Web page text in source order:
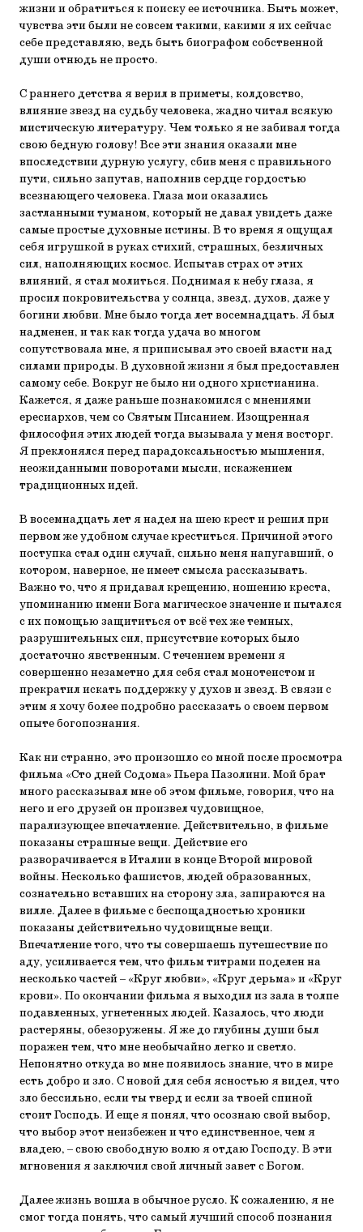
жизни и обратиться к поиску ее источника. Быть может,
чувства эти были не совсем такими, какими я их сейчас
себе представляю, ведь быть биографом собственной
души отнюдь не просто.
С раннего детства я верил в приметы, колдовство,
влияние звезд на судьбу человека, жадно читал всякую
мистическую литературу. Чем только я не забивал тогда
свою бедную голову! Все эти знания оказали мне
впоследствии дурную услугу, сбив меня с правильного
пути, сильно запутав, наполнив сердце гордостью
всезнающего человека. Глаза мои оказались
застланными туманом, который не давал увидеть даже
самые простые духовные истины. В то время я ощущал
себя игрушкой в руках стихий, страшных, безличных
сил, наполняющих космос. Испытав страх от этих
влияний, я стал молиться. Поднимая к небу глаза, я
просил покровительства у солнца, звезд, духов, даже у
богини любви. Мне было тогда лет восемнадцать. Я был
надменен, и так как тогда удача во многом
сопутствовала мне, я приписывал это своей власти над
силами природы. В духовной жизни я был предоставлен
самому себе. Вокруг не было ни одного христианина.
Кажется, я даже раньше познакомился с мнениями
ересиархов, чем со Святым Писанием. Изощренная
философия этих людей тогда вызывала у меня восторг.
Я преклонялся перед парадоксальностью мышления,
неожиданными поворотами мысли, искажением
традиционных идей.
В восемнадцать лет я надел на шею крест и решил при
первом же удобном случае креститься. Причиной этого
поступка стал один случай, сильно меня напугавший, о
котором, наверное, не имеет смысла рассказывать.
Важно то, что я придавал крещению, ношению креста,
упоминанию имени Бога магическое значение и пытался
с их помощью защититься от всё тех же темных,
разрушительных сил, присутствие которых было
достаточно явственным. С течением времени я
совершенно незаметно для себя стал монотеистом и
прекратил искать поддержку у духов и звезд. В связи с
этим я хочу более подробно рассказать о своем первом
опыте богопознания.
Как ни странно, это произошло со мной после просмотра
фильма «Сто дней Содома» Пьера Пазолини. Мой брат
много рассказывал мне об этом фильме, говорил, что на
него и его друзей он произвел чудовищное,
парализующее впечатление. Действительно, в фильме
показаны страшные вещи. Действие его
разворачивается в Италии в конце Второй мировой
войны. Несколько фашистов, людей образованных,
сознательно вставших на сторону зла, запираются на
вилле. Далее в фильме с беспощадностью хроники
показаны действительно чудовищные вещи.
Впечатление того, что ты совершаешь путешествие по
аду, усиливается тем, что фильм титрами поделен на
несколько частей – «Круг любви», «Круг дерьма» и «Круг
крови». По окончании фильма я выходил из зала в толпе
подавленных, угнетенных людей. Казалось, что люди
растеряны, обезоружены. Я же до глубины души был
поражен тем, что мне необычайно легко и светло.
Непонятно откуда во мне появилось знание, что в мире
есть добро и зло. С новой для себя ясностью я видел, что
зло бессильно, если ты тверд и если за твоей спиной
стоит Господь. И еще я понял, что осознаю свой выбор,
что выбор этот неизбежен и что единственное, чем я
владею, – свою свободную волю я отдаю Господу. В эти
мгновения я заключил свой личный завет с Богом.
Далее жизнь вошла в обычное русло. К сожалению, я не
смог тогда понять, что самый лучший способ познания